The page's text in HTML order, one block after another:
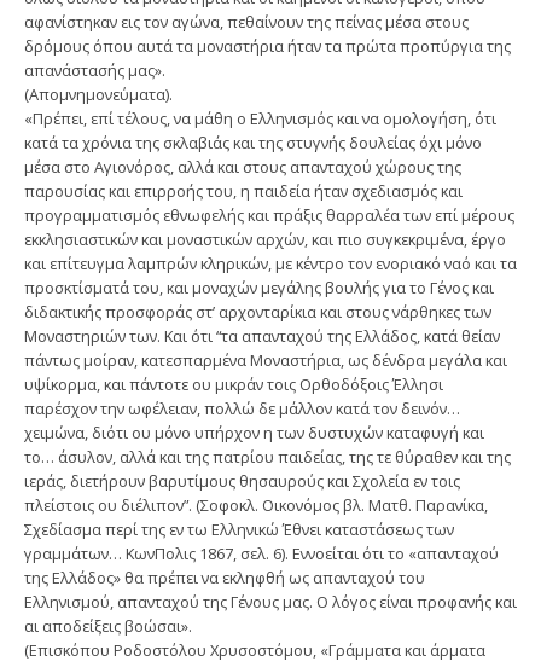
αφανίστηκαν εις τον αγώνα, πεθαίνουν της πείνας μέσα στους
δρόμους όπου αυτά τα μοναστήρια ήταν τα πρώτα προπύργια της
απανάστασής μας».
(Απομνημονεύματα).
«Πρέπει, επί τέλους, να μάθη ο Ελληνισμός και να ομολογήση, ότι
κατά τα χρόνια της σκλαβιάς και της στυγνής δουλείας όχι μόνο
μέσα στο Αγιονόρος, αλλά και στους απανταχού χώρους της
παρουσίας και επιρροής του, η παιδεία ήταν σχεδιασμός και
προγραμματισμός εθνωφελής και πράξις θαρραλέα των επί μέρους
εκκλησιαστικών και μοναστικών αρχών, και πιο συγκεκριμένα, έργο
και επίτευγμα λαμπρών κληρικών, με κέντρο τον ενοριακό ναό και τα
προσκτίσματά του, και μοναχών μεγάλης βουλής για το Γένος και
διδακτικής προσφοράς στ’ αρχονταρίκια και στους νάρθηκες των
Μοναστηριών των. Και ότι “τα απανταχού της Ελλάδος, κατά θείαν
πάντως μοίραν, κατεσπαρμένα Μοναστήρια, ως δένδρα μεγάλα και
υψίκορμα, και πάντοτε ου μικράν τοις Ορθοδόξοις Έλλησι
παρέσχον την ωφέλειαν, πολλώ δε μάλλον κατά τον δεινόν…
χειμώνα, διότι ου μόνο υπήρχον η των δυστυχών καταφυγή και
το… άσυλον, αλλά και της πατρίου παιδείας, της τε θύραθεν και της
ιεράς, διετήρουν βαρυτίμους θησαυρούς και Σχολεία εν τοις
πλείστοις ου διέλιπον”. (Σοφοκλ. Οικονόμος βλ. Ματθ. Παρανίκα,
Σχεδίασμα περί της εν τω Ελληνικώ Έθνει καταστάσεως των
γραμμάτων… ΚωνΠολις 1867, σελ. 6). Εννοείται ότι το «απανταχού
της Ελλάδος» θα πρέπει να εκληφθή ως απανταχού του
Ελληνισμού, απανταχού της Γένους μας. Ο λόγος είναι προφανής και
αι αποδείξεις βοώσαι».
(Επισκόπου Ροδοστόλου Χρυσοστόμου, «Γράμματα και άρματα